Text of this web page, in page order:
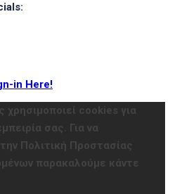
in Here!
cookies για
σας. Για να
Πολιτική Προστασίας
παρακαλούμε κάντε